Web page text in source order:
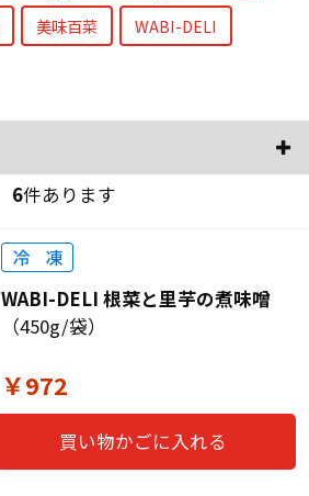
美味百菜 WABI-DELI
6件あります
WABI-DELI 根菜と里芋の煮味噌
（450g/袋）
￥972
買い物かごに入れる